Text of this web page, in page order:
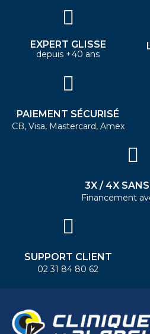
EXPERT GLISSE
depuis +40 ans
PAIEMENT SÉCURISÉ
CB, Visa, Mastercard, Amex
3X / 4X
Financement
SUPPORT CLIENT
02 31 84 80 62